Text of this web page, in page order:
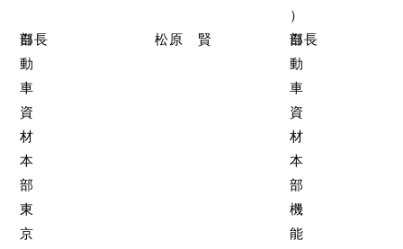
）
自
動
車
資
材
本
部
東
京
部長 松原 賢
自
動
車
資
材
本
部
機
能
部長